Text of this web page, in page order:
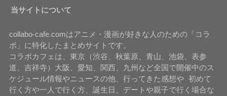
当サイトについて
collabo-cafe.comはアニメ・漫画が好きな人のための「コラ
ボ」に特化したまとめサイトです。
コラボカフェは、東京（渋谷、秋葉原、青山、池袋、表参
道、吉祥寺）大阪、愛知、関西、九州など全国で開催中のス
ケジュール情報やニュースの他、行ってきた感想や 初めて
行く方や一人で行く方、誕生日、デートや親子で行く場合な